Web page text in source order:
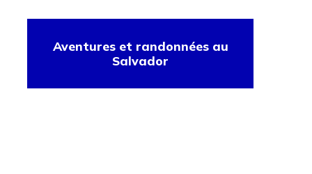
Aventures et randonnées au
Salvador